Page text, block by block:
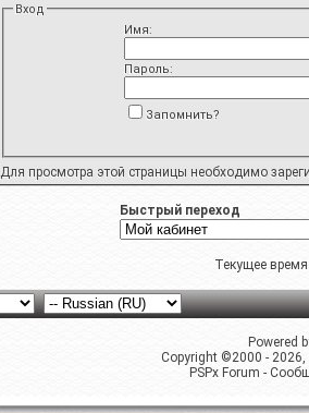
Вход
Имя:
Пароль:
Запомнить?
Для просмотра этой страницы необходимо
Быстрый переход
Текущее
Powered
Copyright ©2000 -
PSPx Forum -